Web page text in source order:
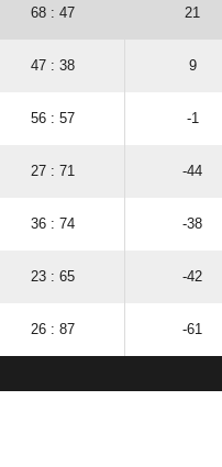
68 : 47 21
47 : 38 9
56 : 57 -1
27 : 71 -44
36 : 74 -38
23 : 65 -42
26 : 87 -61